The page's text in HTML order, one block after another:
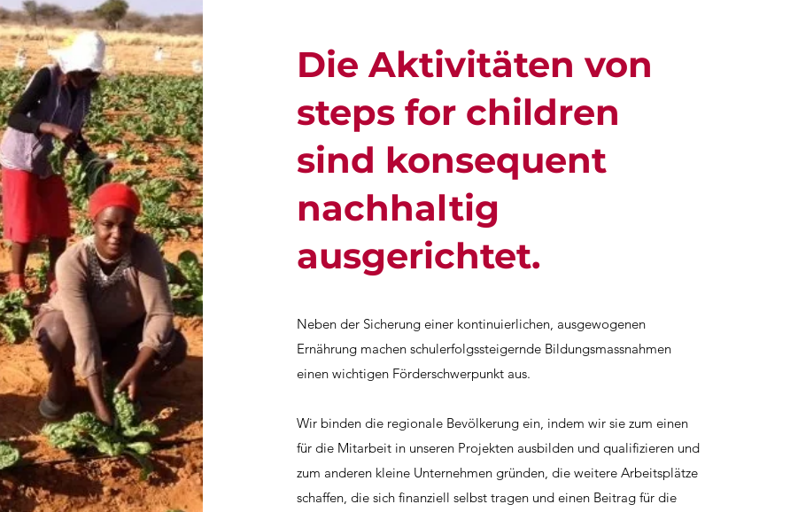
Die Aktivitäten von
steps for children
sind konsequent
nachhaltig
ausgerichtet.
Neben der Sicherung einer kontinuierlichen, ausgewogenen
Ernährung machen schulerfolgssteigernde Bildungsmassnahmen
einen wichtigen Förderschwerpunkt aus.
​Wir binden die regionale Bevölkerung ein, indem wir sie zum einen
für die Mitarbeit in unseren Projekten ausbilden und qualifizieren und
zum anderen kleine Unternehmen gründen, die weitere Arbeitsplätze
schaffen, die sich finanziell selbst tragen und einen Beitrag für die